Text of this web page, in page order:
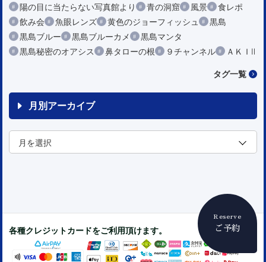
Reserve
ご予約
陽の目に当たらない写真館より
青の洞窟 風景
食レポ
飲み会
魚眼レンズ 黄色のジョーフィッシュ
黒島
黒島ブルー
黒島ブルーカメ
黒島マンタ
黒島秘密のオアシス
鼻タローの根 ９チャンネル ＡＫＩⅡ
タグ一覧
月別アーカイブ
各種クレジットカードをご利用頂けます。